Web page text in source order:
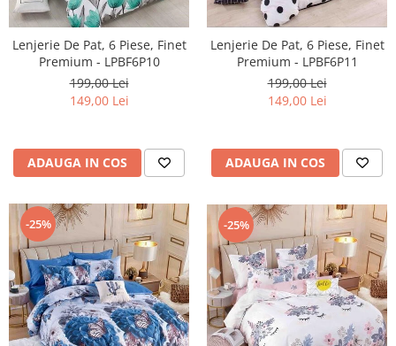
Lenjerie De Pat, 6 Piese, Finet
Premium - LPBF6P10
199,00 Lei
149,00 Lei
ADAUGA IN COS
Lenjerie De Pat, 6 Piese, Finet
Premium - LPBF6P11
199,00 Lei
149,00 Lei
ADAUGA IN COS
-25% -25%